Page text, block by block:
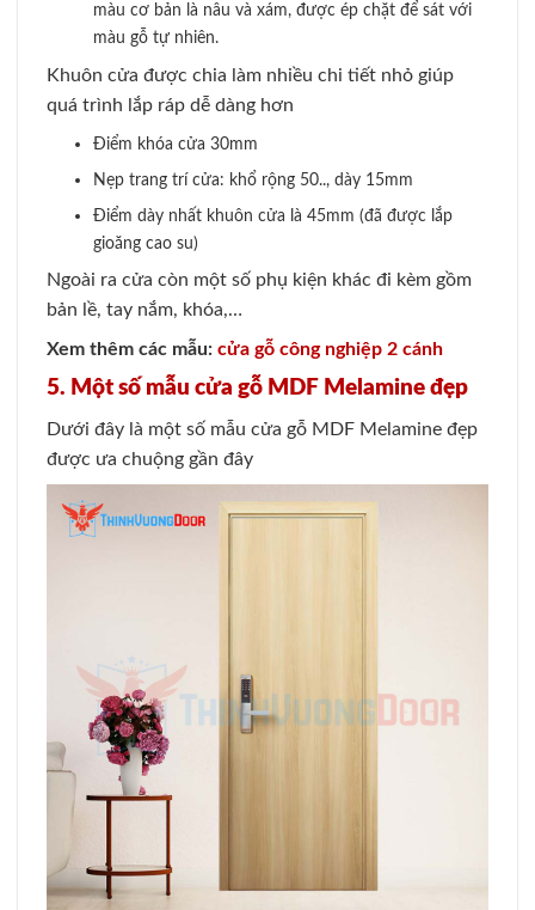
màu cơ bản là nâu và xám, được ép chặt để sát với
màu gỗ tự nhiên.
Khuôn cửa được chia làm nhiều chi tiết nhỏ giúp
quá trình lắp ráp dễ dàng hơn
Điểm khóa cửa 30mm
Nẹp trang trí cửa: khổ rộng 50.., dày 15mm
Điểm dày nhất khuôn cửa là 45mm (đã được lắp
gioăng cao su)
Ngoài ra cửa còn một số phụ kiện khác đi kèm gồm
bản lề, tay nắm, khóa,…
Xem thêm các mẫu: cửa gỗ công nghiệp 2 cánh
5. Một số mẫu cửa gỗ MDF Melamine đẹp
Dưới đây là một số mẫu cửa gỗ MDF Melamine đẹp
được ưa chuộng gần đây